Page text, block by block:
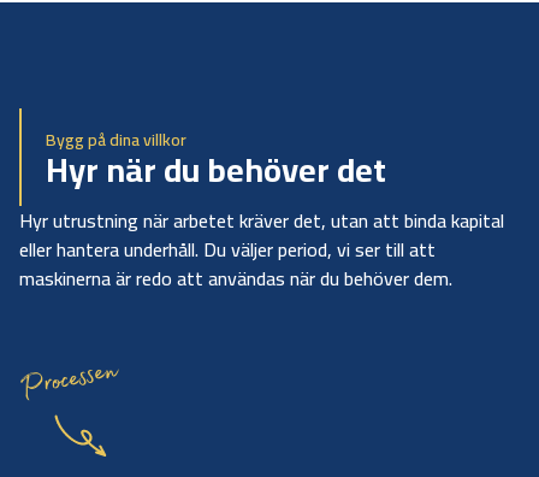
Bygg på dina villkor
Hyr när du behöver det
Hyr utrustning när arbetet kräver det, utan att binda kapital
eller hantera underhåll. Du väljer period, vi ser till att
maskinerna är redo att användas när du behöver dem.
Processen